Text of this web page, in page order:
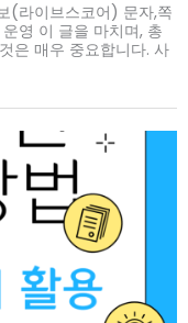
(라이브스코어) 문자,쪽
영 이 글을 마치며, 총
은 매우 중요합니다. 사